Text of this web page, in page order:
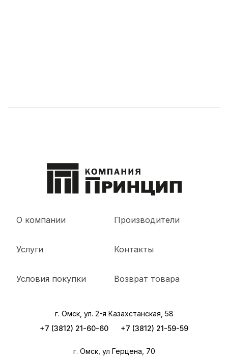
О компании
Услуги
Условия покупки
Производители
Контакты
Возврат товара
г. Омск, ул. 2-я Казахстанская, 58
+7 (3812) 21-60-60
+7 (3812) 21-59-59
г. Омск, ул Герцена, 70